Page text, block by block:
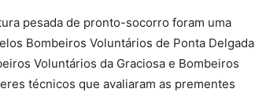
pesada de pronto-socorro foram uma
Bombeiros Voluntários de Ponta
Voluntários da Graciosa e Bombeiros
técnicos que avaliaram as prementes